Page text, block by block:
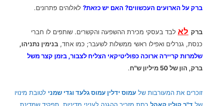
ברק על הארועים העכשווים? האם יש כזאת? לאלוהים פתרונים.
ברק לא לבד בעסקי מכירת ההשפעה והקשרים. שותפים לו חברי
כנסת, גנרלים ואפילו ראשי ממשלות לשעבר; כמו אחד, בנימין נתניהו,
שלמרות קריירה ארוכה כפוליטיקאי הצליח לצבור, בזמן קצר משל
ברק, הון של 50 מיליון ש"ח
.
זוכרים את המעורבות של עמוס ידלין עמוס גלעד וגדי שמני לטובת מינויו